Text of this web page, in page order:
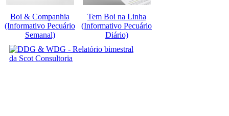
Boi & Companhia
(Informativo Pecuário
Semanal)
Tem Boi na Linha
(Informativo Pecuário
Diário)